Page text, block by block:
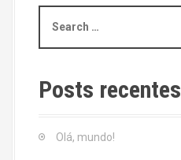
a
c
h
Posts recentes
Olá, mundo!